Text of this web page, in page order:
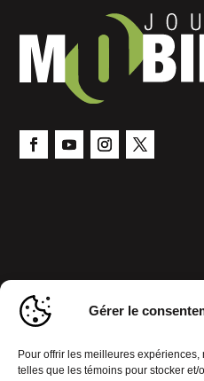
Gérer le
Pour offrir les meilleures
telles que les témoins pour stocker